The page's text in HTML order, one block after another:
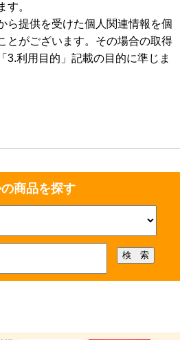
す。
提供を受けた個人関連情報を個
とがございます。その場合の取得
3.利用目的」記載の目的に準じま
商品を探す